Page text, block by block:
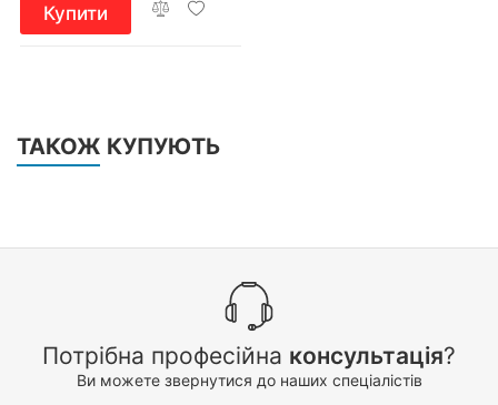
Купити
ТАКОЖ КУПУЮТЬ
Потрібна професійна консультація?
Ви можете звернутися до наших спеціалістів